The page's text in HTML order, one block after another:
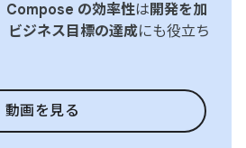
Compose の効率性は 開発を加
ビジネス目標の達成にも役立ち
動画を見る